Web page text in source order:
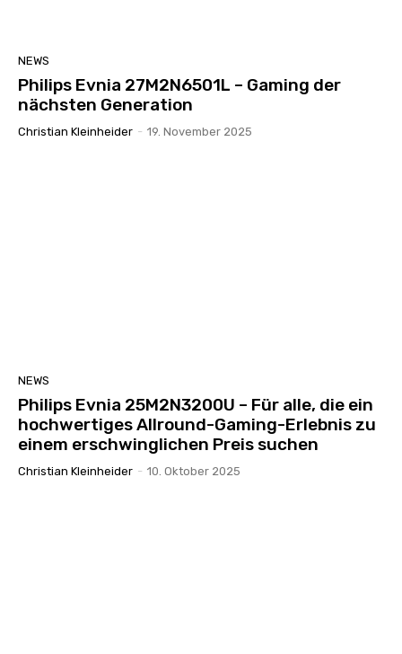
NEWS
Philips Evnia 27M2N6501L – Gaming der
nächsten Generation
Christian Kleinheider - 19. November 2025
NEWS
Philips Evnia 25M2N3200U – Für alle, die ein
hochwertiges Allround-Gaming-Erlebnis zu
einem erschwinglichen Preis suchen
Christian Kleinheider - 10. Oktober 2025